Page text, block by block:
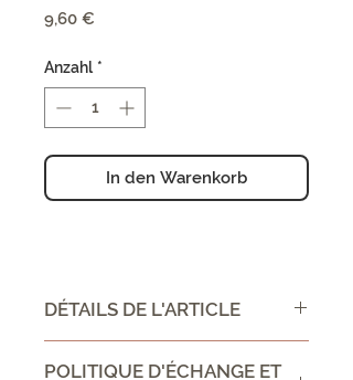
9,60 €
Anzahl *
In den Warenkorb
DÉTAILS DE L'ARTICLE
POLITIQUE D'ÉCHANGE ET